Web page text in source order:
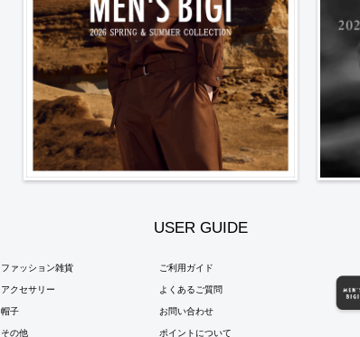
ファッション雑貨
アクセサリー
帽子
その他
USER GUIDE
ご利用ガイド
よくあるご質問
お問い合わせ
ポイントについて